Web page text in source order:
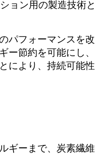
ョン用の製造技術と
パフォーマンスを改
ー節約を可能にし、
により、持続可能性
ギーまで、炭素繊維